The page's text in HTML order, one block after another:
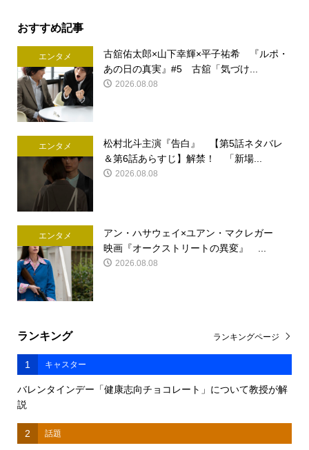
おすすめ記事
エンタメ
古舘佑太郎×山下幸輝×平子祐希 『ルポ・
あの日の真実』#5 古舘「気づけ...
2026.08.08
エンタメ
松村北斗主演『告白』 【第5話ネタバレ
＆第6話あらすじ】解禁！ 「新場...
2026.08.08
エンタメ
アン・ハサウェイ×ユアン・マクレガー
映画『オークストリートの異変』 ...
2026.08.08
ランキング
1 キャスター
バレンタインデー「健康志向チョコレート」について教授が解
説
2 話題
ランキングページ